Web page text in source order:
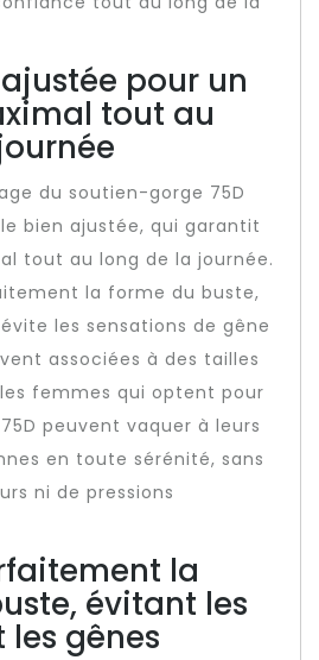
pour un
tout au
du soutien-gorge 75D
bien ajustée, qui garantit
tout au long de la journée.
la forme du buste,
les sensations de gêne
associées à des tailles
femmes qui optent pour
peuvent vaquer à leurs
en toute sérénité, sans
ni de pressions
la
évitant les
les gênes